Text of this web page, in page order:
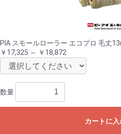
PIA スモールローラー エコプロ 毛丈
￥17,325 ～ ￥18,872
数量
カートに入